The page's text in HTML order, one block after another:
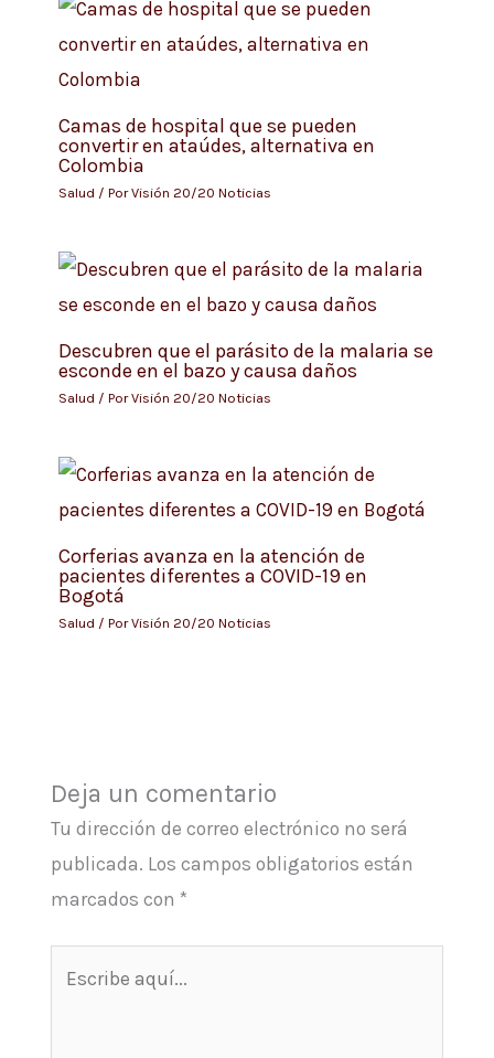
Camas de hospital que se pueden
convertir en ataúdes, alternativa en
Colombia
Salud / PorVisión 20/20 Noticias
Descubren que el parásito de la malaria se
esconde en el bazo y causa daños
Salud / PorVisión 20/20 Noticias
Corferias avanza en la atención de
pacientes diferentes a COVID-19 en
Bogotá
Salud / PorVisión 20/20 Noticias
Deja un comentario
Tu dirección de correo electrónico no será
publicada. Los campos obligatorios están
marcados con *